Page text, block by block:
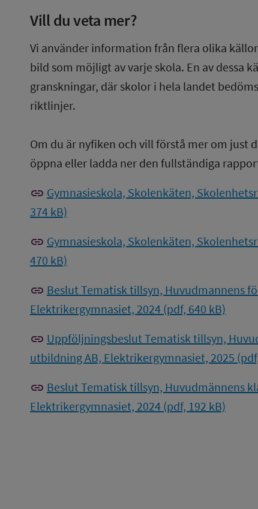
Vill du veta mer?
Vi använder information från flera olika
bild som möjligt av varje skola. En av dessa
granskningar, där skolor i hela landet
riktlinjer.
Om du är nyfiken och vill förstå mer om just
öppna eller ladda ner den fullständiga
link Gymnasieskola, Skolenkäten,
374 kB)
link Gymnasieskola, Skolenkäten,
470 kB)
link Beslut Tematisk tillsyn, Huvudmannens
Elektrikergymnasiet, 2024 (pdf, 640 kB)
link Uppföljningsbeslut Tematisk tillsyn,
utbildning AB, Elektrikergymnasiet, 2025
link Beslut Tematisk tillsyn, Huvudmännens
Elektrikergymnasiet, 2024 (pdf, 192 kB)